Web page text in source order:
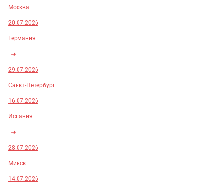
Москва
20.07.2026
Германия
➜
29.07.2026
Санкт-Петербург
16.07.2026
Испания
➜
28.07.2026
Минск
14.07.2026